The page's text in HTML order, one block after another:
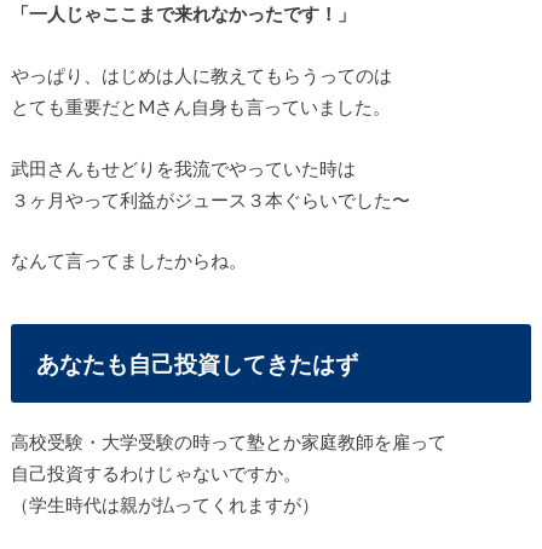
「一人じゃここまで来れなかったです！」
やっぱり、はじめは人に教えてもらうってのは
とても重要だとMさん自身も言っていました。
武田さんもせどりを我流でやっていた時は
３ヶ月やって利益がジュース３本ぐらいでした〜
なんて言ってましたからね。
あなたも自己投資してきたはず
高校受験・大学受験の時って塾とか家庭教師を雇って
自己投資するわけじゃないですか。
（学生時代は親が払ってくれますが）